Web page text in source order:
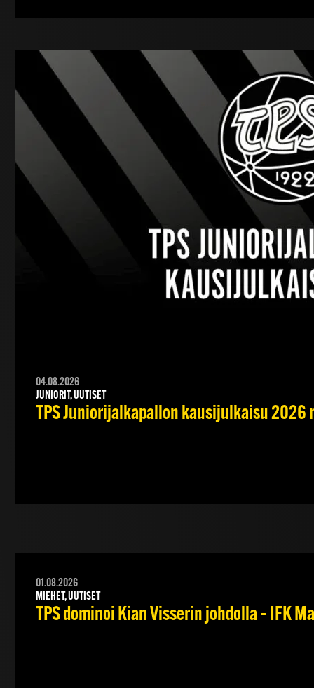
04.08.2026
JUNIORIT, UUTISET
TPS Juniorijalkapallon kausijulkaisu 2026
01.08.2026
MIEHET, UUTISET
TPS dominoi Kian Visserin johdolla – IFK